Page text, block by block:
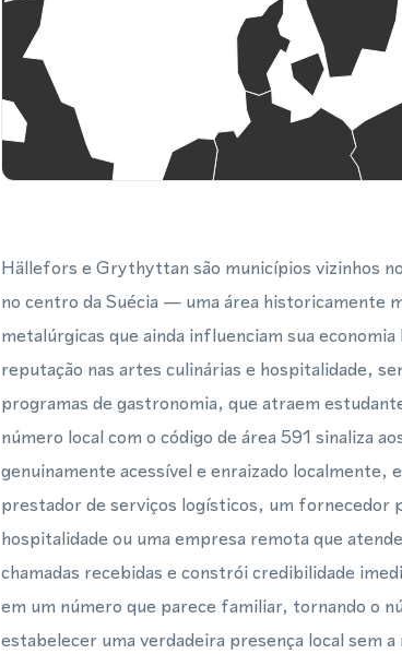
Hällefors e Grythyttan são municípios vizinhos
no centro da Suécia — uma área historicamente
metalúrgicas que ainda influenciam sua
reputação nas artes culinárias e hospitalidade,
programas de gastronomia, que atraem
número local com o código de área 591 sinaliza
genuinamente acessível e enraizado localmente,
prestador de serviços logísticos, um fornecedor
hospitalidade ou uma empresa remota que
chamadas recebidas e constrói credibilidade
em um número que parece familiar, tornando o
estabelecer uma verdadeira presença local sem